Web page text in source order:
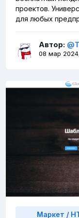
проектов.
для любых
Автор:
08 мар
Маркет /